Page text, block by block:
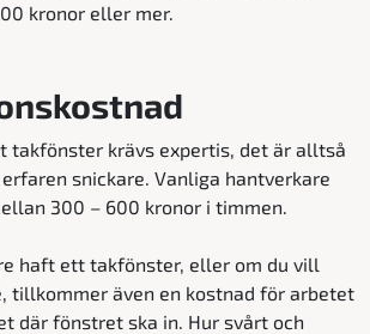
kronor eller mer.
takfönster krävs expertis, det är alltså
snickare. Vanliga hantverkare
300 – 600 kronor i timmen.
haft ett takfönster, eller om du vill
tillkommer även en kostnad för arbetet
där fönstret ska in. Hur svårt och